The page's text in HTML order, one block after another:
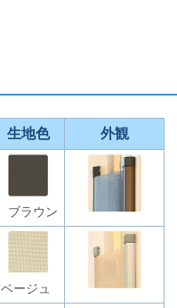
生地色
外観
ブラウン
ベージュ